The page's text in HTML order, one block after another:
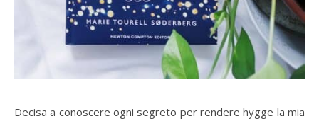
Decisa a conoscere ogni segreto per rendere hygge la mia